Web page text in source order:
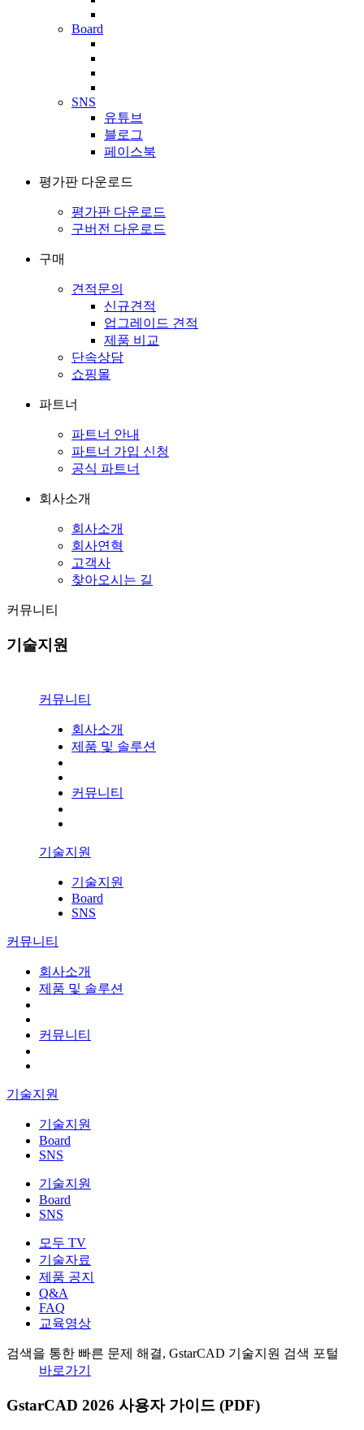
Board
SNS
유튜브
블로그
페이스북
평가판 다운로드
평가판 다운로드
구버전 다운로드
구매
견적문의
신규견적
업그레이드 견적
제품 비교
단속상담
쇼핑몰
파트너
파트너 안내
파트너 가입 신청
공식 파트너
회사소개
회사소개
회사연혁
고객사
찾아오시는 길
커뮤니티
기술지원
커뮤니티
회사소개
제품 및 솔루션
커뮤니티
기술지원
기술지원
Board
SNS
커뮤니티
회사소개
제품 및 솔루션
커뮤니티
기술지원
기술지원
Board
SNS
기술지원
Board
SNS
모두 TV
기술자료
제품 공지
Q&A
FAQ
교육영상
검색을 통한 빠른 문제 해결, GstarCAD 기술지원 검색 포털
바로가기
GstarCAD 2026 사용자 가이드 (PDF)